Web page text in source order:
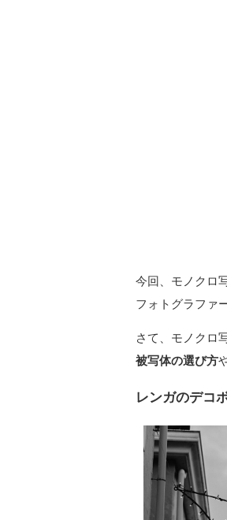
今回、モノクロ
フォトグラファ
さて、モノクロ
被写体の選び方
レンガのデコ